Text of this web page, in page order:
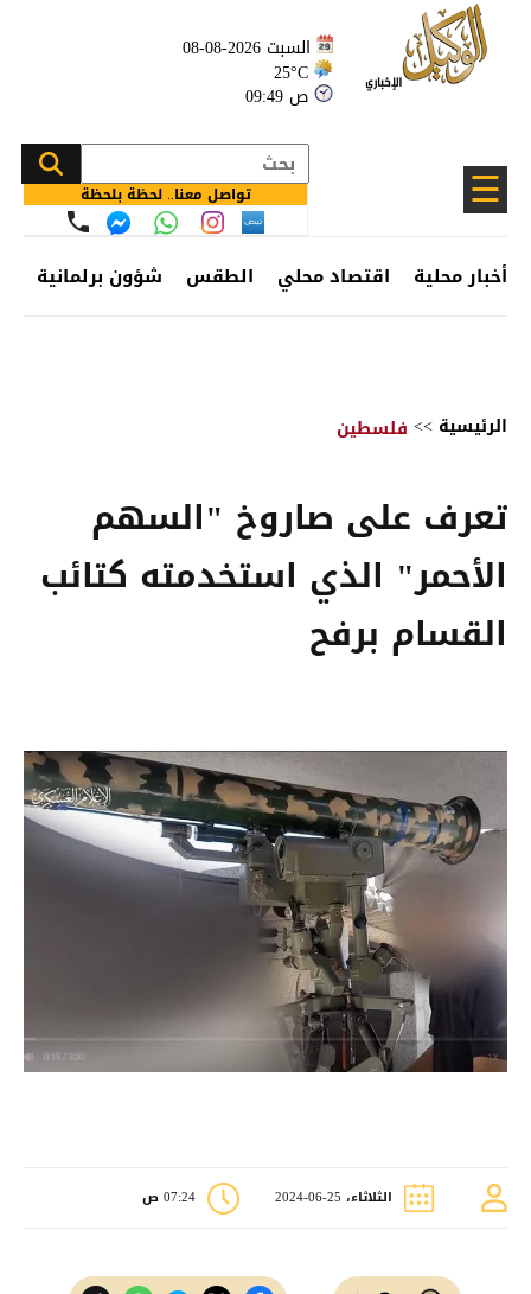
السبت 2026-08-08
25°C
09:49 ص
☰ تواصل معنا.. لحظة بلحظة
أخبار محلية اقتصاد محلي الطقس شؤون برلمانية
الرئيسية >> فلسطين
تعرف على صاروخ "السهم
الأحمر" الذي استخدمته كتائب
القسام برفح
الثلاثاء، 25-06-2024 07:24 ص